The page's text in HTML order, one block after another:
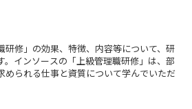
研修」の効果、特徴、内容等について、研
。インソースの「上級管理職研修」は、部
められる仕事と資質について学んでいただ